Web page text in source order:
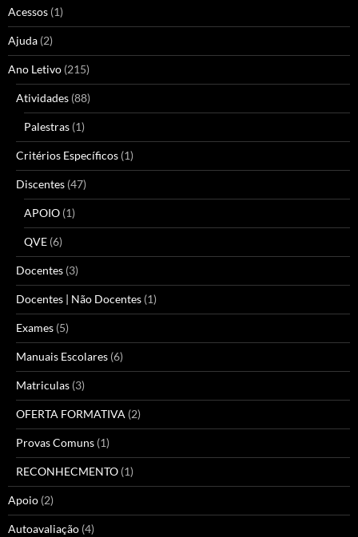
Acessos (1)
Ajuda (2)
Ano Letivo (215)
Atividades (88)
Palestras (1)
Critérios Específicos (1)
Discentes (47)
APOIO (1)
QVE (6)
Docentes (3)
Docentes | Não Docentes (1)
Exames (5)
Manuais Escolares (6)
Matriculas (3)
OFERTA FORMATIVA (2)
Provas Comuns (1)
RECONHECMENTO (1)
Apoio (2)
Autoavaliação (4)